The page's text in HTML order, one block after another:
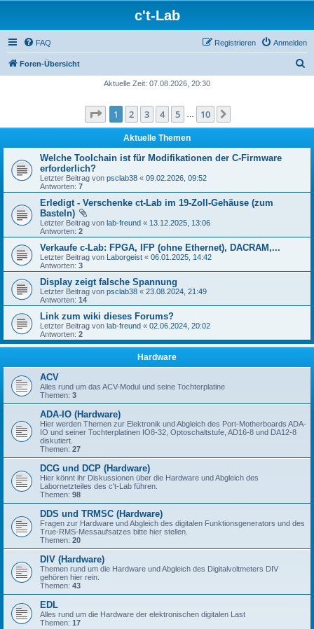
c't-Lab
FAQ Anmelden
Registrieren
Foren-Übersicht
e
Aktuelle Zeit: 07.08.2026, 20:30
Seite 1von 10
1 2 3 4 5 10
Aktuelle Themen
Welche Toolchain ist für Modifikationen der C-Firmware
erforderlich?
Letzter Beitrag von psclab38 « 09.02.2026, 09:52
Antworten: 7
Erledigt - Verschenke ct-Lab im 19-Zoll-Gehäuse (zum
Basteln)
Letzter Beitrag von lab-freund « 13.12.2025, 13:06
Antworten: 2
Verkaufe c-Lab: FPGA, IFP (ohne Ethernet), DACRAM,...
Letzter Beitrag von Laborgeist « 06.01.2025, 14:42
Antworten: 3
Display zeigt falsche Spannung
Letzter Beitrag von psclab38 « 23.08.2024, 21:49
Antworten: 14
Link zum wiki dieses Forums?
Letzter Beitrag von lab-freund « 02.06.2024, 20:02
Antworten: 2
Hardware
ACV
Alles rund um das ACV-Modul und seine Tochterplatine
Themen: 3
ADA-IO (Hardware)
Hier werden Themen zur Elektronik und Abgleich des Port-Motherboards ADA-
IO und seiner Tochterplatinen IO8-32, Optoschaltstufe, AD16-8 und DA12-8
diskutiert.
Themen: 27
DCG und DCP (Hardware)
Hier könnt ihr Diskussionen über die Hardware und Abgleich des
Labornetzteiles des c't-Lab führen.
Themen: 98
DDS und TRMSC (Hardware)
Fragen zur Hardware und Abgleich des digitalen Funktionsgenerators und des
True-RMS-Messaufsatzes bitte hier stellen.
Themen: 20
DIV (Hardware)
Themen rund um die Hardware und Abgleich des Digitalvoltmeters DIV
gehören hier rein.
Themen: 43
EDL
Alles rund um die Hardware der elektronischen digitalen Last
Themen: 17